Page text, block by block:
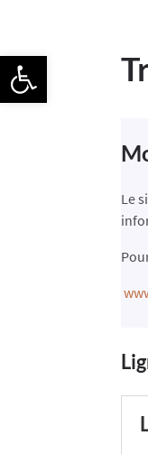
Le
Ouvrir la barre d’outils